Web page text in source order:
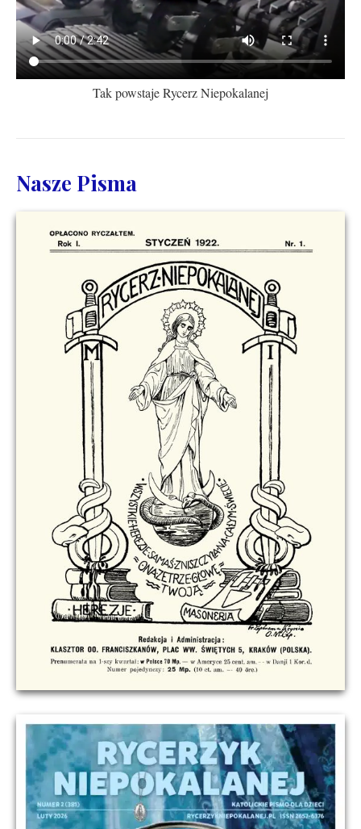
Tak powstaje Rycerz Niepokalanej
Nasze Pisma